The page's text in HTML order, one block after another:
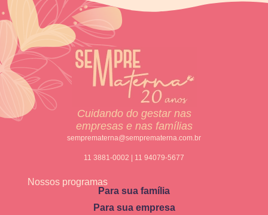
Cuidando do gestar nas
empresas e nas famílias
semprematerna@semprematerna.com.br
11 3881-0002 | 11 94079-5677
Nossos programas
Para sua família
Para sua empresa